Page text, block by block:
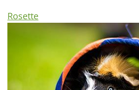
Rosette